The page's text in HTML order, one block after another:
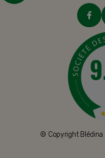
© Copyright Blédina